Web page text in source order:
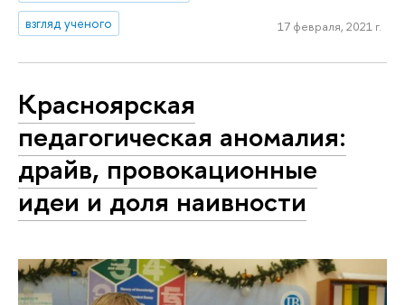
взгляд ученого
17 февраля, 2021 г.
Красноярская
педагогическая аномалия:
драйв, провокационные
идеи и доля наивности